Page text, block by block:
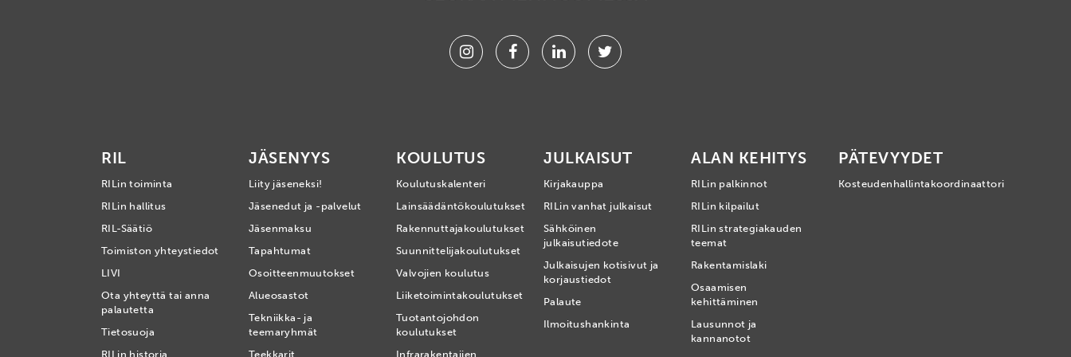
InstagramFacebookLinkedinTwitter
RIL
RILin toiminta
RILin hallitus
RIL-Säätiö
Toimiston yhteystiedot
LIVI
Ota yhteyttä tai anna
palautetta
Tietosuoja
RILin historia
JÄSENYYS
Liity jäseneksi!
Jäsenedut ja -palvelut
Jäsenmaksu
Tapahtumat
Osoitteenmuutokset
Alueosastot
Tekniikka- ja
teemaryhmät
Teekkarit
KOULUTUS
Koulutuskalenteri
Lainsäädäntökoulutukset
Rakennuttajakoulutukset
Suunnittelijakoulutukset
Valvojien koulutus
Liiketoimintakoulutukset
Tuotantojohdon
koulutukset
Infrarakentajien
JULKAISUT
Kirjakauppa
RILin vanhat julkaisut
Sähköinen
julkaisutiedote
Julkaisujen kotisivut ja
korjaustiedot
Palaute
Ilmoitushankinta
ALAN KEHITYS
RILin palkinnot
RILin kilpailut
RILin strategiakauden
teemat
Rakentamislaki
Osaamisen
kehittäminen
Lausunnot ja
kannanotot
PÄTEVYYDET
Kosteudenhallintakoordinaattori